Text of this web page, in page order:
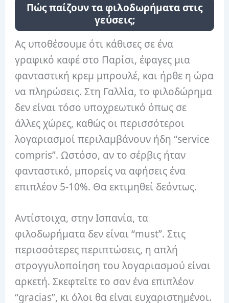
Πώς παίζουν τα φιλοδωρήματα στις
γεύσεις;
Ας υποθέσουμε ότι κάθισες σε ένα
γραφικό καφέ στο Παρίσι, έφαγες μια
φανταστική κρεμ μπρουλέ, και ήρθε η ώρα
να πληρώσεις. Στη Γαλλία, το φιλοδώρημα
δεν είναι τόσο υποχρεωτικό όπως σε
άλλες χώρες, καθώς οι περισσότεροι
λογαριασμοί περιλαμβάνουν ήδη “service
compris”. Ωστόσο, αν το σέρβις ήταν
φανταστικό, μπορείς να αφήσεις ένα
επιπλέον 5-10%. Θα εκτιμηθεί δεόντως.
Αντίστοιχα, στην Ισπανία, τα
φιλοδωρήματα δεν είναι “must”. Στις
περισσότερες περιπτώσεις, η απλή
στρογγυλοποίηση του λογαριασμού είναι
αρκετή. Σκεφτείτε το σαν ένα επιπλέον
“gracias”, κι όλοι θα είναι ευχαριστημένοι.